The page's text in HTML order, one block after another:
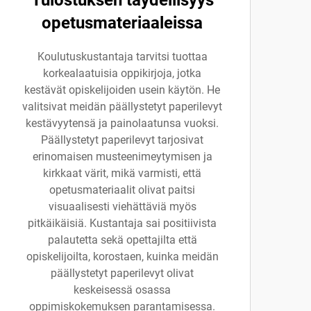
opetusmateriaaleissa
Koulutuskustantaja tarvitsi tuottaa
korkealaatuisia oppikirjoja, jotka
kestävät opiskelijoiden usein käytön. He
valitsivat meidän päällystetyt paperilevyt
kestävyytensä ja painolaatunsa vuoksi.
Päällystetyt paperilevyt tarjosivat
erinomaisen musteenimeytymisen ja
kirkkaat värit, mikä varmisti, että
opetusmateriaalit olivat paitsi
visuaalisesti viehättäviä myös
pitkäikäisiä. Kustantaja sai positiivista
palautetta sekä opettajilta että
opiskelijoilta, korostaen, kuinka meidän
päällystetyt paperilevyt olivat
keskeisessä osassa
oppimiskokemuksen parantamisessa.